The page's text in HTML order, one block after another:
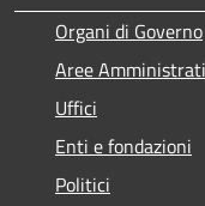
Organi di Governo
Aree
Uffici
Enti e fondazioni
Politici